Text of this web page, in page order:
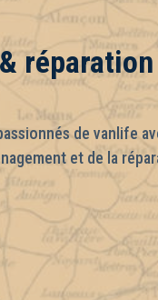
de vanlife
et de la